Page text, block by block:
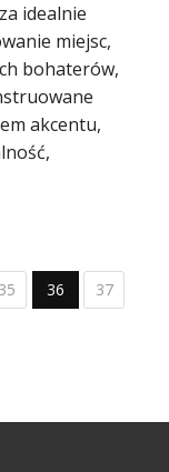
idealnie
miejsc,
bohaterów,
akcentu,
35 36 37